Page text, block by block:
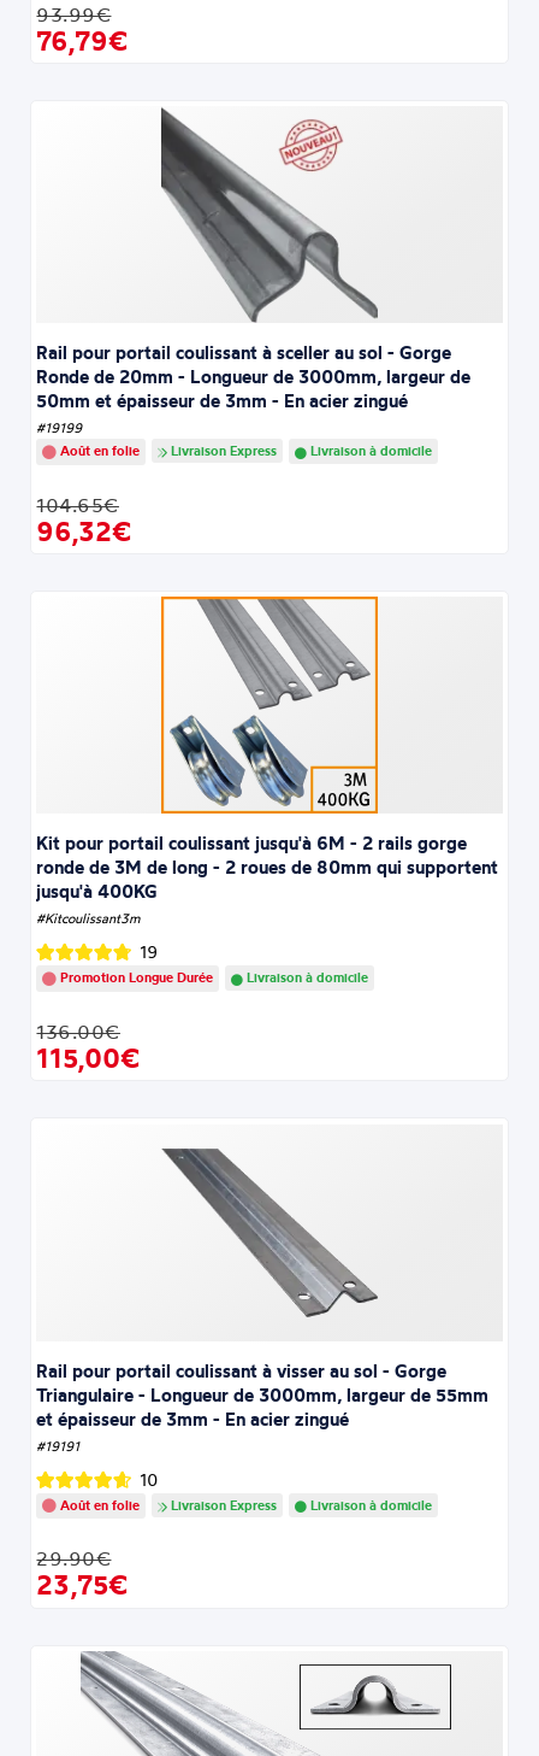
93.99€
76,79€
Rail pour portail coulissant à sceller au sol - Gorge
Ronde de 20mm - Longueur de 3000mm, largeur de
50mm et épaisseur de 3mm - En acier zingué
#19199
Août en folie
Livraison Express Livraison à domicile
104.65€
96,32€
Kit pour portail coulissant jusqu'à 6M - 2 rails gorge
ronde de 3M de long - 2 roues de 80mm qui supportent
jusqu'à 400KG
#Kitcoulissant3m
19
Promotion Longue Durée Livraison à domicile
136.00€
115,00€
Rail pour portail coulissant à visser au sol - Gorge
Triangulaire - Longueur de 3000mm, largeur de 55mm
et épaisseur de 3mm - En acier zingué
#19191
10
Août en folie Livraison Express Livraison à domicile
29.90€
23,75€